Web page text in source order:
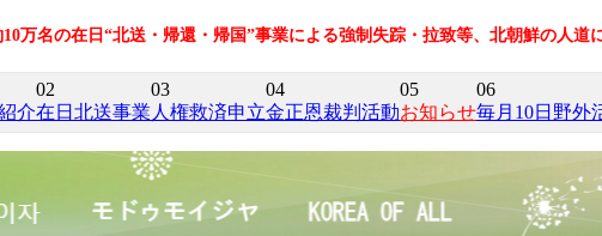
10万名の在日“北送・帰還・帰国”事業による強制失踪・拉致等、北朝鮮の人道
介
02
在日北送事業
03
人権救済申立
04
金正恩裁判活動
05
お知らせ
06
毎月10日野外